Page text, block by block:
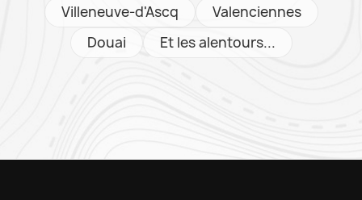
Villeneuve-d'Ascq
Valenciennes
Douai
Et les alentours...